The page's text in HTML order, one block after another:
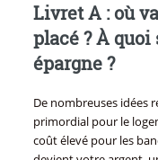
Livret A : où
placé ? À
épargne ?
De nombreuses idées
primordial pour le
coût élevé pour les